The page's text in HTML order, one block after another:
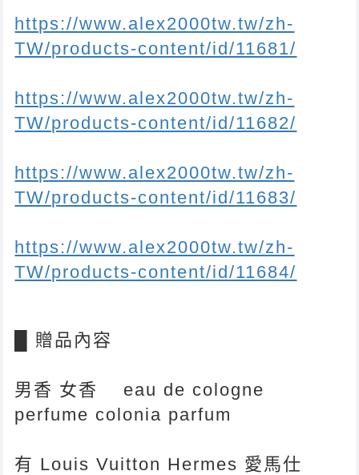
https://www.alex2000tw.tw/zh-
TW/products-content/id/11681/
https://www.alex2000tw.tw/zh-
TW/products-content/id/11682/
https://www.alex2000tw.tw/zh-
TW/products-content/id/11683/
https://www.alex2000tw.tw/zh-
TW/products-content/id/11684/
贈品內容
男香 女香 eau de cologne
perfume colonia parfum
有 Louis Vuitton Hermes 愛馬仕